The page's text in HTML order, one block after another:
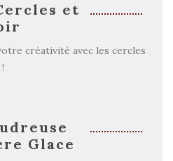
et
créativité avec les cercles
Glace